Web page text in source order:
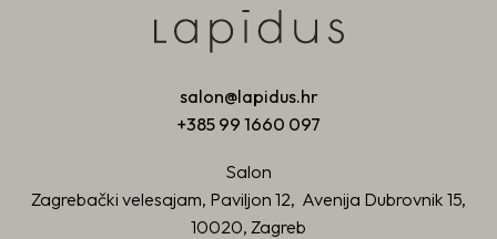
salon@lapidus.hr
+385 99 1660 097
Salon
Zagrebački velesajam, Paviljon 12, Avenija Dubrovnik 15,
10020, Zagreb